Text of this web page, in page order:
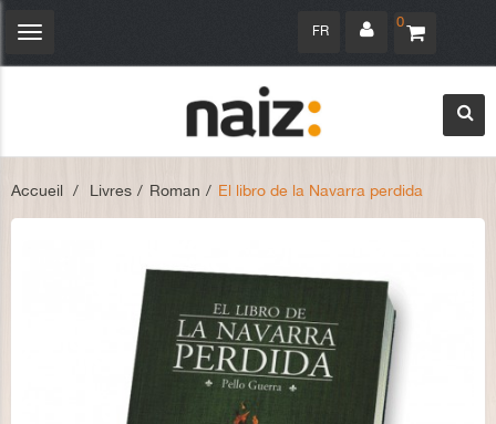
0
FR
Navigation
Accueil > Livres > Roman > El libro de la Navarra perdida